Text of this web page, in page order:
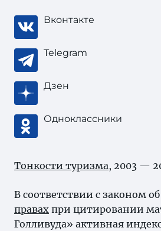
Вконтакте
Telegram
Дзен
Одноклассники
Тонкости туризма, 2003 —
В соответствии с законом об
правах при цитировании
Голливуда» активная